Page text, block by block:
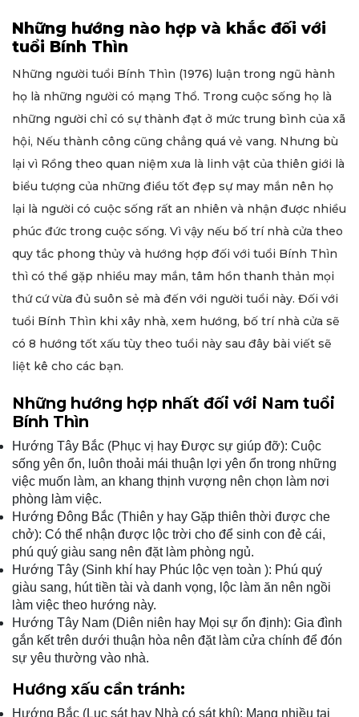
Những hướng nào hợp và khắc đối với
tuổi Bính Thìn
Những người tuổi Bính Thìn (1976) luận trong ngũ hành
họ là những người có mạng Thổ. Trong cuộc sống họ là
những người chỉ có sự thành đạt ở mức trung bình của xã
hội, Nếu thành công cũng chẳng quá vẻ vang. Nhưng bù
lại vì Rồng theo quan niệm xưa là linh vật của thiên giới là
biểu tượng của những điều tốt đẹp sự may mắn nên họ
lại là người có cuộc sống rất an nhiên và nhận được nhiều
phúc đức trong cuộc sống. Vì vậy nếu bố trí nhà cửa theo
quy tắc phong thủy và hướng hợp đối với tuổi Bính Thìn
thì có thể gặp nhiều may mắn, tâm hồn thanh thản mọi
thứ cứ vừa đủ suôn sẻ mà đến với người tuổi này. Đối với
tuổi Bính Thìn khi xây nhà, xem hướng, bố trí nhà cửa sẽ
có 8 hướng tốt xấu tùy theo tuổi này sau đây bài viết sẽ
liệt kê cho các bạn.
Những hướng hợp nhất đối với Nam tuổi
Bính Thìn
Hướng Tây Bắc (Phục vị hay Được sự giúp đỡ): Cuộc
sống yên ổn, luôn thoải mái thuận lợi yên ổn trong những
việc muốn làm, an khang thịnh vượng nên chọn làm nơi
phòng làm việc.
Hướng Đông Bắc (Thiên y hay Gặp thiên thời được che
chở): Có thể nhận được lộc trời cho để sinh con đẻ cái,
phú quý giàu sang nên đặt làm phòng ngủ.
Hướng Tây (Sinh khí hay Phúc lộc vẹn toàn ): Phú quý
giàu sang, hút tiền tài và danh vọng, lộc làm ăn nên ngồi
làm việc theo hướng này.
Hướng Tây Nam (Diên niên hay Mọi sự ổn định): Gia đình
gắn kết trên dưới thuận hòa nên đặt làm cửa chính để đón
sự yêu thường vào nhà.
Hướng xấu cần tránh:
Hướng Bắc (Lục sát hay Nhà có sát khí): Mang nhiều tai